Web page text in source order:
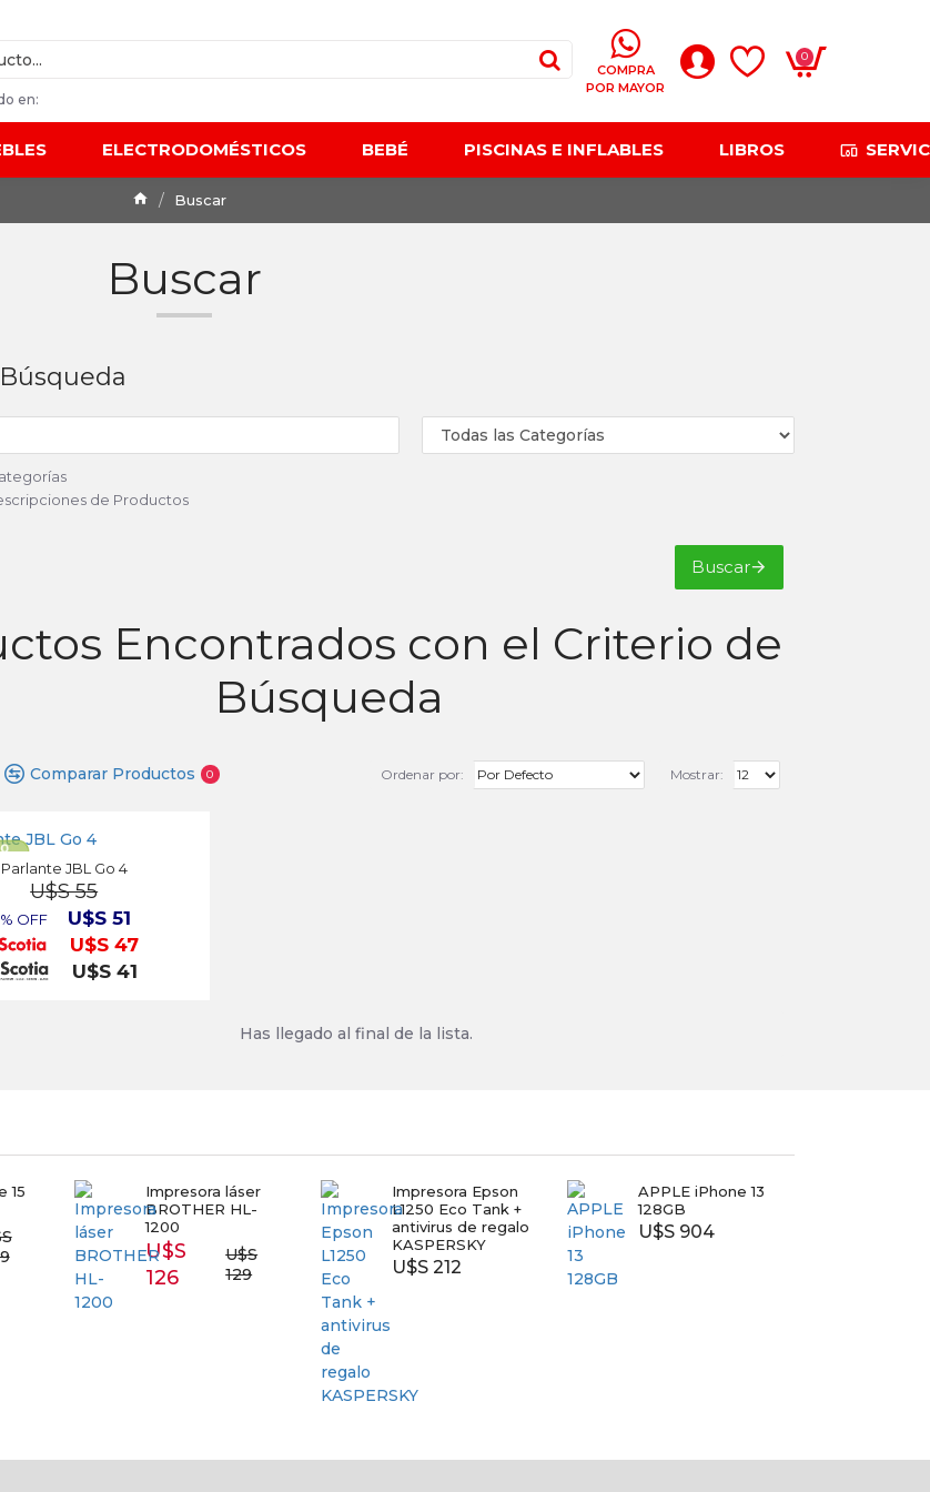
en:
COMPRA
POR MAYOR
0
ELECTRODOMÉSTICOS BEBÉ PISCINAS E INFLABLES LIBROS
Buscar
Buscar
de Productos
Buscar
Encontrados con el Criterio de
Búsqueda
Comparar Productos 0 Ordenar por: Mostrar:
Parlante JBL Go 4
U$S 55
OFF
U$S 51
U$S 47
U$S 41
Has llegado al final de la lista.
15
Impresora láser
BROTHER HL-
1200
U$S
126
U$S
129
Impresora Epson
L1250 Eco Tank +
antivirus de regalo
KASPERSKY
U$S 212
APPLE iPhone 13
128GB
U$S 904